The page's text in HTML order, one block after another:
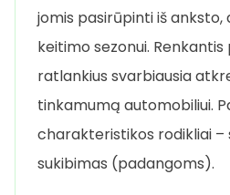
jomis pasirūpinti iš anksto,
keitimo sezonui.
ratlankius svarbiausia
tinkamumą automobiliui.
charakteristikos rodikliai –
sukibimas (padangoms).